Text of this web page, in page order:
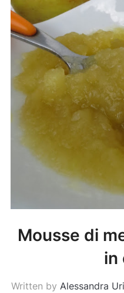
Mousse di
in
Written by Alessandra